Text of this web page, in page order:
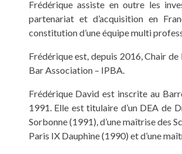
Frédérique assiste en outre les
partenariat et d’acquisition en
constitution d’une équipe multi
Frédérique est, depuis 2016, Chair
Bar Association – IPBA.
Frédérique David est inscrite au
1991. Elle est titulaire d’un DEA de
Sorbonne (1991), d’une maîtrise des
Paris IX Dauphine (1990) et d’une